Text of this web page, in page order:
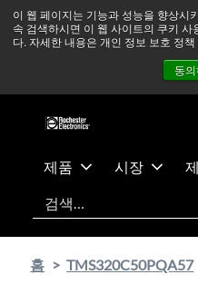
이 웹 페이지는 기능과 성능을 향상시
속 검색하시면 이 웹 사이트의 쿠키
다. 자세한 내용은 개인 정보 보호 정
동
츠
건
중동 지역 상황을 지속적으
정상적으로 운영되고
뉴스
제품 시장
검색
홈 TMS320C50PQA57